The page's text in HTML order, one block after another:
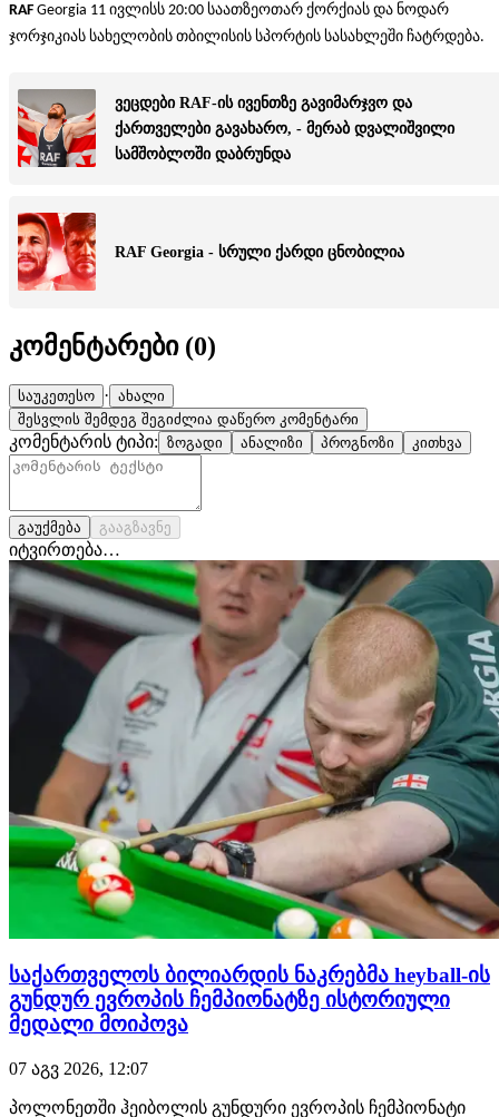
RAF Georgia 11 ივლისს 20:00 საათზეოთარ ქორქიას და ნოდარ
ჯორჯიკიას სახელობის თბილისის სპორტის სასახლეში ჩატრდება.
ვეცდები RAF-ის ივენთზე გავიმარჯვო და
ქართველები გავახარო, - მერაბ დვალიშვილი
სამშობლოში დაბრუნდა
RAF Georgia - სრული ქარდი ცნობილია
კომენტარები (0)
საუკეთესო · ახალი
შესვლის შემდეგ შეგიძლია დაწერო კომენტარი
კომენტარის ტიპი: ზოგადი ანალიზი პროგნოზი კითხვა
გაუქმება გააგზავნე
იტვირთება…
საქართველოს ბილიარდის ნაკრებმა heyball-ის
გუნდურ ევროპის ჩემპიონატზე ისტორიული
მედალი მოიპოვა
07 აგვ 2026, 12:07
პოლონეთში ჰეიბოლის გუნდური ევროპის ჩემპიონატი